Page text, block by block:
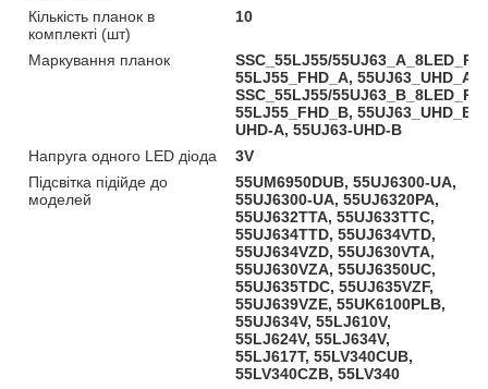
Кількість планок в
комплекті (шт)
10
Маркування планок
SSC_55LJ55/
55LJ55_FHD_A, 55UJ63_UHD_A,
SSC_55LJ55/
55LJ55_FHD_B, 55UJ63_UHD_B,
UHD-A, 55UJ63-UHD-B
Напруга одного LED діода
3V
Підсвітка підійде до
моделей
55UM6950DUB, 55UJ6300-UA,
55UJ6300-UA, 55UJ6320PA,
55UJ632TTA, 55UJ633TTC,
55UJ634TTD, 55UJ634VTD,
55UJ634VZD, 55UJ630VTA,
55UJ630VZA, 55UJ6350UC,
55UJ635TDC, 55UJ635VZF,
55UJ639VZE, 55UK6100PLB,
55UJ634V, 55LJ610V,
55LJ624V, 55LJ634V,
55LJ617T, 55LV340CUB,
55LV340CZB, 55LV340